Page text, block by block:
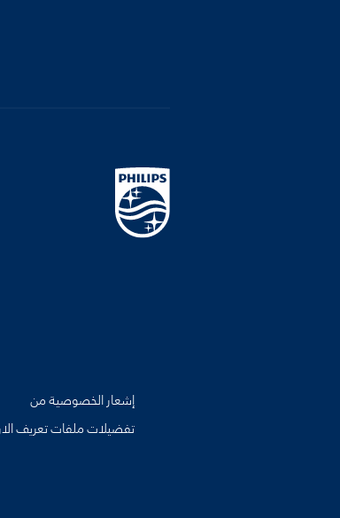
إشعار الخصوصية من
تفضيلات ملفات تعريف